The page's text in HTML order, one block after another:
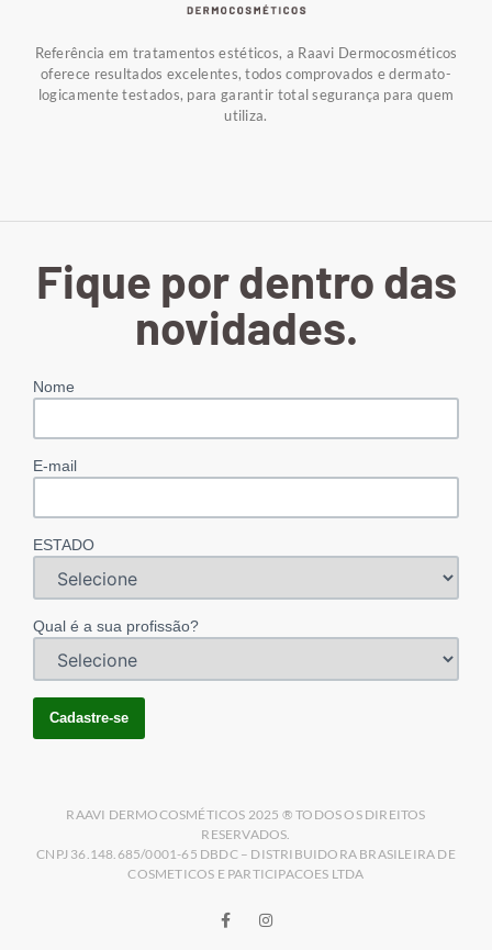
Referência em tratamentos estéticos, a Raavi Dermocosméticos
oferece resultados excelentes, todos comprovados e dermato-
logicamente testados, para garantir total segurança para quem
utiliza.
Fique por dentro das
novidades.
Nome
E-mail
ESTADO
Qual é a sua profissão?
RAAVI DERMOCOSMÉTICOS 2025 ® TODOS OS DIREITOS
RESERVADOS.
CNPJ 36.148.685/0001-65 DBDC – DISTRIBUIDORA BRASILEIRA DE
COSMETICOS E PARTICIPACOES LTDA